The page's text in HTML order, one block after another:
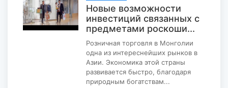
Новые возможности
инвестиций связанных с
предметами роскоши...
Розничная торговля в Монголии
одна из интереснейших рынков в
Азии. Экономика этой страны
развивается быстро, благодаря
природным богатствам...